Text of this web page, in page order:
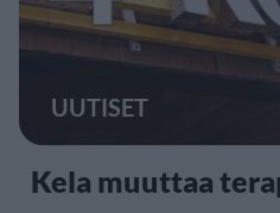
UUTISET
Kela muuttaa